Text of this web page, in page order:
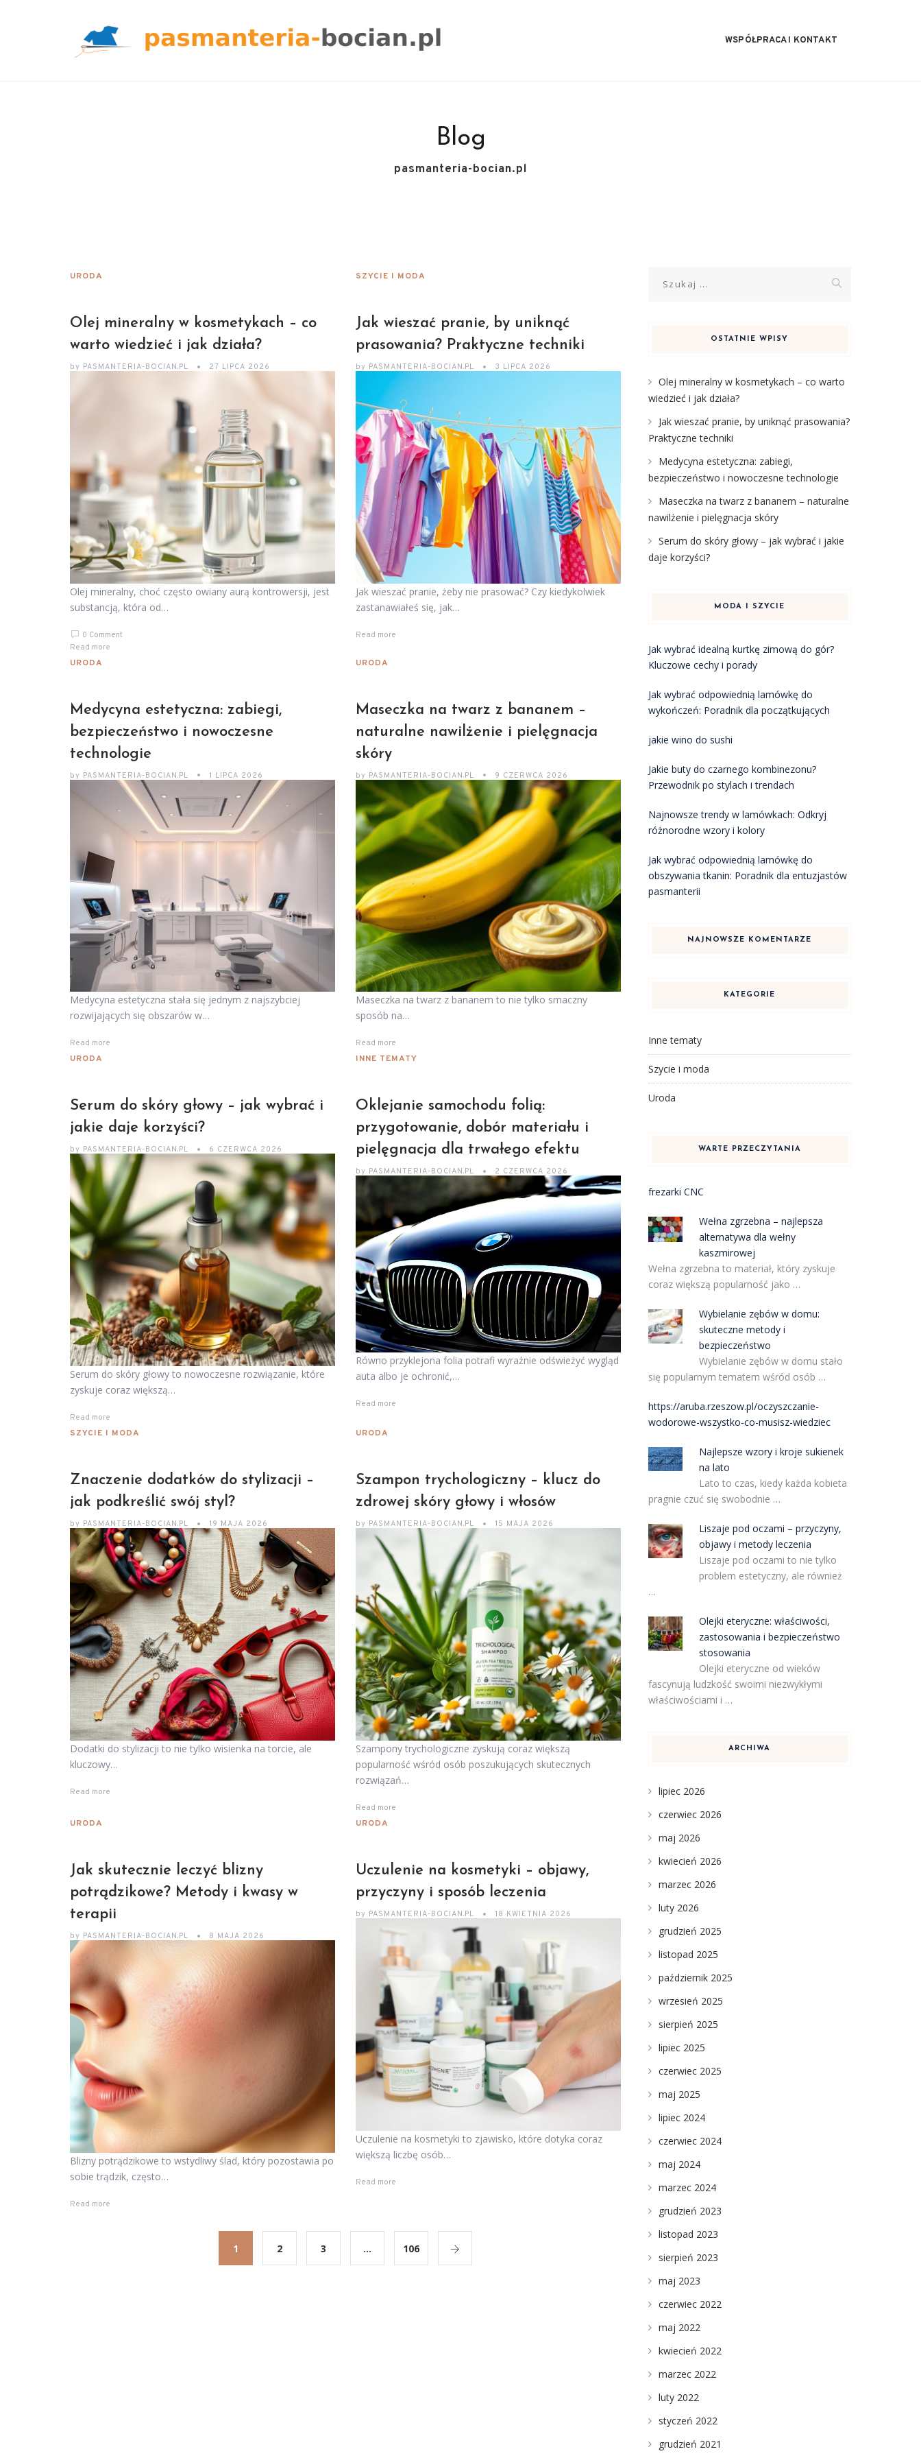
WSPÓŁPRACA I KONTAKT
Blog
pasmanteria-bocian.pl
URODA
Olej mineralny w kosmetykach – co
warto wiedzieć i jak działa?
by PASMANTERIA-BOCIAN.PL 27 LIPCA 2026
Olej mineralny, choć często owiany aurą kontrowersji, jest
substancją, która od…
0 Comment
Read more
SZYCIE I MODA
Jak wieszać pranie, by uniknąć
prasowania? Praktyczne techniki
by PASMANTERIA-BOCIAN.PL 3 LIPCA 2026
Jak wieszać pranie, żeby nie prasować? Czy kiedykolwiek
zastanawiałeś się, jak…
Read more
URODA
Medycyna estetyczna: zabiegi,
bezpieczeństwo i nowoczesne
technologie
by PASMANTERIA-BOCIAN.PL 1 LIPCA 2026
Medycyna estetyczna stała się jednym z najszybciej
rozwijających się obszarów w…
Read more
URODA
Maseczka na twarz z bananem –
naturalne nawilżenie i pielęgnacja
skóry
by PASMANTERIA-BOCIAN.PL 9 CZERWCA 2026
Maseczka na twarz z bananem to nie tylko smaczny
sposób na…
Read more
URODA
Serum do skóry głowy – jak wybrać i
jakie daje korzyści?
by PASMANTERIA-BOCIAN.PL 6 CZERWCA 2026
Serum do skóry głowy to nowoczesne rozwiązanie, które
zyskuje coraz większą…
Read more
INNE TEMATY
Oklejanie samochodu folią:
przygotowanie, dobór materiału i
pielęgnacja dla trwałego efektu
by PASMANTERIA-BOCIAN.PL 2 CZERWCA 2026
Równo przyklejona folia potrafi wyraźnie odświeżyć wygląd
auta albo je ochronić,…
Read more
SZYCIE I MODA
Znaczenie dodatków do stylizacji –
jak podkreślić swój styl?
by PASMANTERIA-BOCIAN.PL 19 MAJA 2026
Dodatki do stylizacji to nie tylko wisienka na torcie, ale
kluczowy…
Read more
URODA
Szampon trychologiczny – klucz do
zdrowej skóry głowy i włosów
by PASMANTERIA-BOCIAN.PL 15 MAJA 2026
Szampony trychologiczne zyskują coraz większą
popularność wśród osób poszukujących skutecznych
rozwiązań…
Read more
URODA
Jak skutecznie leczyć blizny
potrądzikowe? Metody i kwasy w
terapii
by PASMANTERIA-BOCIAN.PL 8 MAJA 2026
Blizny potrądzikowe to wstydliwy ślad, który pozostawia po
sobie trądzik, często…
Read more
URODA
Uczulenie na kosmetyki – objawy,
przyczyny i sposób leczenia
by PASMANTERIA-BOCIAN.PL 18 KWIETNIA 2026
Uczulenie na kosmetyki to zjawisko, które dotyka coraz
większą liczbę osób…
Read more
1 2 3 … 106
OSTATNIE WPISY
Olej mineralny w kosmetykach – co warto
wiedzieć i jak działa?
Jak wieszać pranie, by uniknąć prasowania?
Praktyczne techniki
Medycyna estetyczna: zabiegi,
bezpieczeństwo i nowoczesne technologie
Maseczka na twarz z bananem – naturalne
nawilżenie i pielęgnacja skóry
Serum do skóry głowy – jak wybrać i jakie
daje korzyści?
MODA I SZYCIE
Jak wybrać idealną kurtkę zimową do gór?
Kluczowe cechy i porady
Jak wybrać odpowiednią lamówkę do
wykończeń: Poradnik dla początkujących
jakie wino do sushi
Jakie buty do czarnego kombinezonu?
Przewodnik po stylach i trendach
Najnowsze trendy w lamówkach: Odkryj
różnorodne wzory i kolory
Jak wybrać odpowiednią lamówkę do
obszywania tkanin: Poradnik dla entuzjastów
pasmanterii
NAJNOWSZE KOMENTARZE
KATEGORIE
Inne tematy
Szycie i moda
Uroda
WARTE PRZECZYTANIA
frezarki CNC
Wełna zgrzebna – najlepsza
alternatywa dla wełny
kaszmirowej
Wełna zgrzebna to materiał, który zyskuje
coraz większą popularność jako …
Wybielanie zębów w domu:
skuteczne metody i
bezpieczeństwo
Wybielanie zębów w domu stało
się popularnym tematem wśród osób …
https://aruba.rzeszow.pl/oczyszczanie-
wodorowe-wszystko-co-musisz-wiedziec
Najlepsze wzory i kroje sukienek
na lato
Lato to czas, kiedy każda kobieta
pragnie czuć się swobodnie …
Liszaje pod oczami – przyczyny,
objawy i metody leczenia
Liszaje pod oczami to nie tylko
problem estetyczny, ale również
…
Olejki eteryczne: właściwości,
zastosowania i bezpieczeństwo
stosowania
Olejki eteryczne od wieków
fascynują ludzkość swoimi niezwykłymi
właściwościami i …
ARCHIWA
lipiec 2026
czerwiec 2026
maj 2026
kwiecień 2026
marzec 2026
luty 2026
grudzień 2025
listopad 2025
październik 2025
wrzesień 2025
sierpień 2025
lipiec 2025
czerwiec 2025
maj 2025
lipiec 2024
czerwiec 2024
maj 2024
marzec 2024
grudzień 2023
listopad 2023
sierpień 2023
maj 2023
czerwiec 2022
maj 2022
kwiecień 2022
marzec 2022
luty 2022
styczeń 2022
grudzień 2021